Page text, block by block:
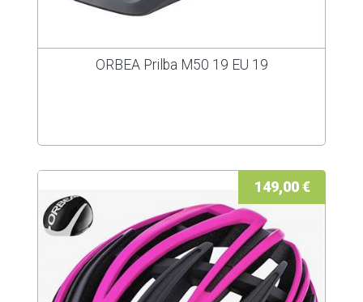
ORBEA Prilba M50 19 EU 19
149,00 €